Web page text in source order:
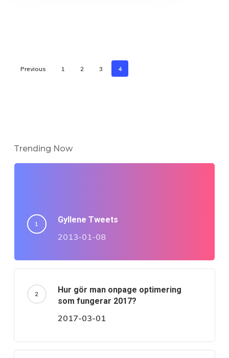
Previous 1 2 3 4
Trending Now
Gyllene Tweets
2013-01-08
Hur gör man onpage optimering
som fungerar 2017?
2017-03-01